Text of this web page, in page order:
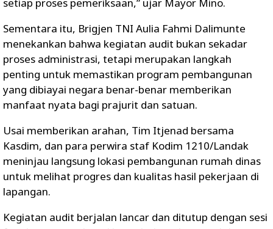
Sementara itu, Brigjen TNI Aulia Fahmi Dalimunte
menekankan bahwa kegiatan audit bukan sekadar
proses administrasi, tetapi merupakan langkah
penting untuk memastikan program pembangunan
yang dibiayai negara benar-benar memberikan
manfaat nyata bagi prajurit dan satuan.
Usai memberikan arahan, Tim Itjenad bersama
Kasdim, dan para perwira staf Kodim 1210/Landak
meninjau langsung lokasi pembangunan rumah dinas
untuk melihat progres dan kualitas hasil pekerjaan di
lapangan.
Kegiatan audit berjalan lancar dan ditutup dengan sesi